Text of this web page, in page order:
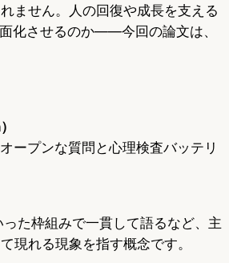
ません。人の回復や成長を支える
化させるのか――今回の論文は、
ープンな質問と心理検査バッテリ
た枠組みで一貫して語るなど、主
現れる現象を指す概念です。